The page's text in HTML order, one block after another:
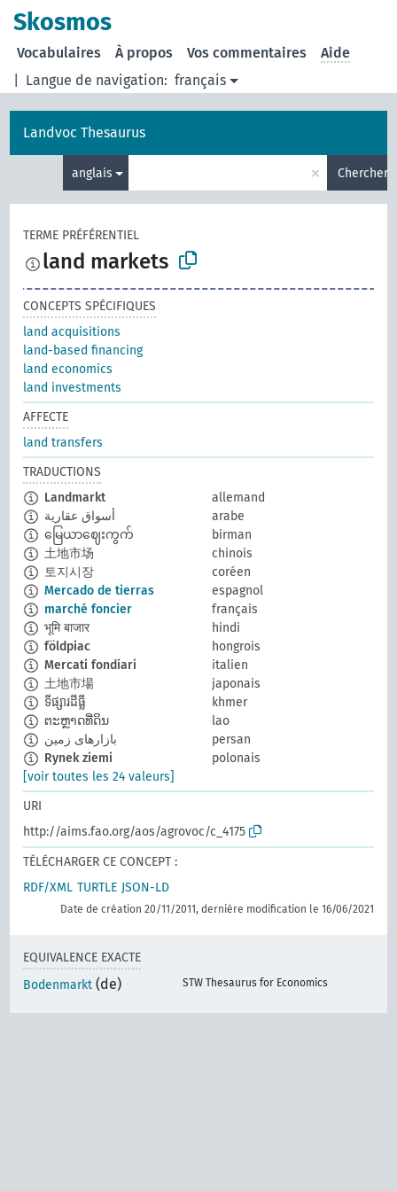
Skosmos
Langue de navigation: français
Vocabulaires À propos Vos commentaires Aide
Landvoc Thesaurus
anglais × Chercher
TERME PRÉFÉRENTIEL
land markets
CONCEPTS SPÉCIFIQUES
land acquisitions
land-based financing
land economics
land investments
AFFECTE
land transfers
TRADUCTIONS
Landmarkt
allemand
أسواق عقارية
arabe
မြေယာဈေးကွက်
birman
土地市场
chinois
토지시장
coréen
Mercado de tierras
espagnol
marché foncier
français
भूमि बाजार
hindi
földpiac
hongrois
Mercati fondiari
italien
土地市場
japonais
ទីផ្សារដីធ្លី
khmer
ຕະຫຼາດທີ່ດິນ
lao
بازارهای زمین
persan
Rynek ziemi
polonais
[voir toutes les 24 valeurs]
URI
http://aims.fao.org/aos/agrovoc/c_4175
TÉLÉCHARGER CE CONCEPT :
RDF/XML TURTLE JSON-LD
Date de création 20/11/2011, dernière modification le 16/06/2021
EQUIVALENCE EXACTE
Bodenmarkt (de) STW Thesaurus for Economics